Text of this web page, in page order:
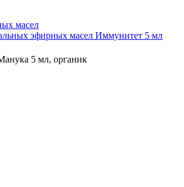
масел
эфирных масел Иммунитет 5 мл